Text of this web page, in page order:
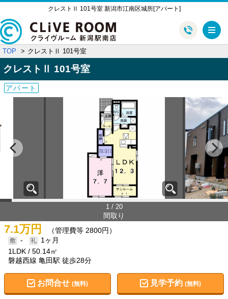
クレストⅡ 101号室 新潟市江南区城所[アパート]
TOP クレストⅡ 101号室
クレストⅡ 101号室
アパート
1 / 20
間取り
7.1万円 （管理費等 2800円）
-
1ヶ月
1LDK
50.14㎡
磐越西線 亀田駅 徒歩28分
お問合せ (無料) 見学予約(無料)